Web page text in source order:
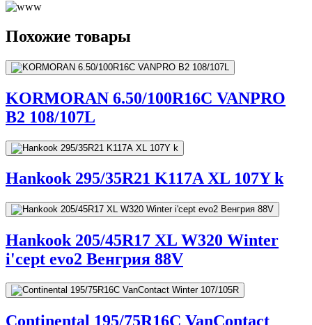
Похожие товары
KORMORAN 6.50/100R16C VANPRO
B2 108/107L
Hankook 295/35R21 K117A XL 107Y k
Hankook 205/45R17 XL W320 Winter
i'cept evo2 Венгрия 88V
Continental 195/75R16C VanContact